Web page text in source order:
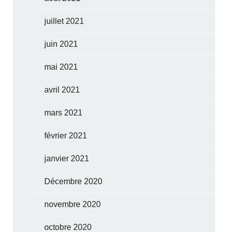
juillet 2021
juin 2021
mai 2021
avril 2021
mars 2021
février 2021
janvier 2021
Décembre 2020
novembre 2020
octobre 2020